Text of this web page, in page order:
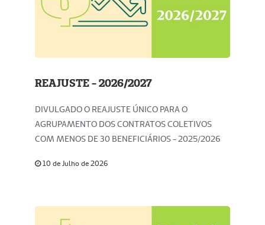
REAJUSTE - 2026/2027
DIVULGADO O REAJUSTE ÚNICO PARA O
AGRUPAMENTO DOS CONTRATOS COLETIVOS
COM MENOS DE 30 BENEFICIÁRIOS - 2025/2026
10 de Julho de 2026